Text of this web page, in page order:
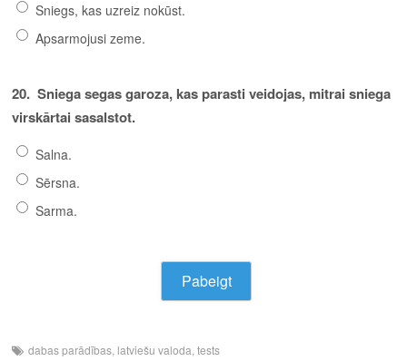
Sniegs, kas uzreiz nokūst.
Apsarmojusi zeme.
20. Sniega segas garoza, kas parasti veidojas, mitrai sniega
virskārtai sasalstot.
Salna.
Sērsna.
Sarma.
dabas parādības latviešu valoda ,tests